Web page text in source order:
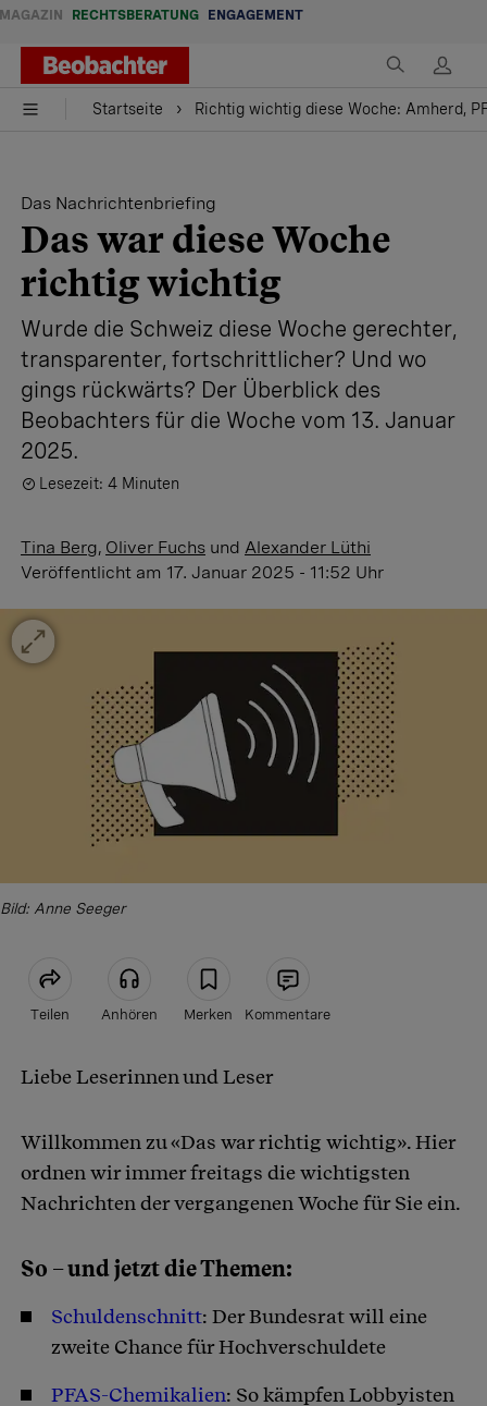
MAGAZIN RECHTSBERATUNG ENGAGEMENT
Startseite Richtig wichtig diese Woche: Amherd,
Das Nachrichtenbriefing
Das war diese Woche
richtig wichtig
Wurde die Schweiz diese Woche gerechter,
transparenter, fortschrittlicher? Und wo
gings rückwärts? Der Überblick des
Beobachters für die Woche vom 13. Januar
2025.
Lesezeit: 4 Minuten
Tina Berg, Oliver Fuchs und Alexander Lüthi
Veröffentlicht am 17. Januar 2025 - 11:52 Uhr
Bild: Anne Seeger
Teilen Anhören Merken Kommentare
Artikel teilen
Liebe Leserinnen und Leser
Willkommen zu «Das war richtig wichtig». Hier
ordnen wir immer freitags die wichtigsten
Nachrichten der vergangenen Woche für Sie ein.
So – und jetzt die Themen:
Schuldenschnitt: Der Bundesrat will eine
zweite Chance für Hochverschuldete
PFAS-Chemikalien: So kämpfen Lobbyisten